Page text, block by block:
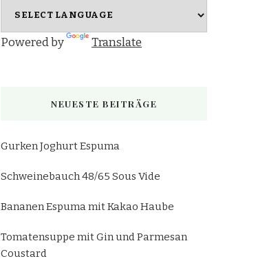
Powered by Translate
NEUESTE BEITRÄGE
Gurken Joghurt Espuma
Schweinebauch 48/65 Sous Vide
Bananen Espuma mit Kakao Haube
Tomatensuppe mit Gin und Parmesan
Coustard